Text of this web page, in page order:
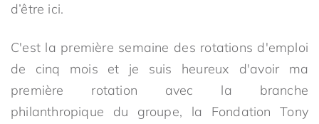
d’être ici.
C'est la première semaine des rotations d'emploi
de cinq mois et je suis heureux d'avoir ma
première rotation avec la branche
philanthropique du groupe, la Fondation Tony